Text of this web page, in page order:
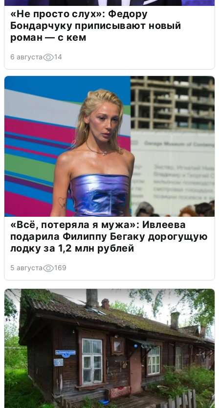
«Не просто слух»: Федору
Бондарчуку приписывают новый
роман — с кем
6 августа 14
«Всё, потеряла я мужа»: Ивлеева
подарила Филиппу Бегаку дорогущую
лодку за 1,2 млн рублей
5 августа 169